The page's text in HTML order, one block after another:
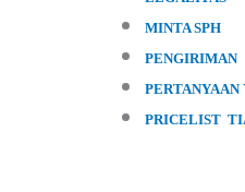
MINTA SPH
PENGIRIMAN
PERTANYAAN
PRICELIST